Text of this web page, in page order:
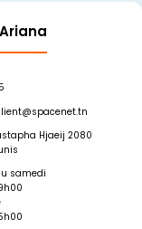
Hjaeij 2080
samedi